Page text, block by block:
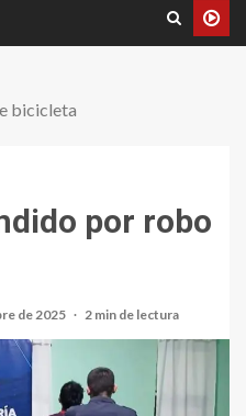
bicicleta
por robo
de 2025 2 min de lectura